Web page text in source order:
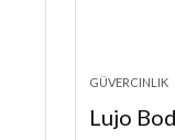
GÜVERCINLIK
Lujo